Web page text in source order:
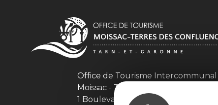
Office de Tourisme Intercommunal
Moissac - Terres des Confluences
1 Boulevard de Brienne